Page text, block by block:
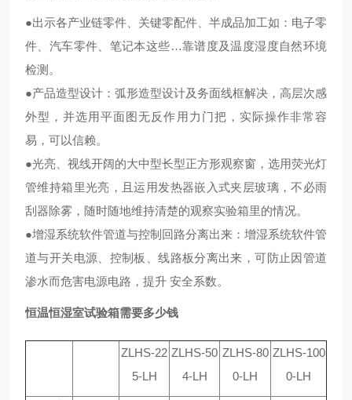
●出示各产业链零件、关键零配件、半成品加工如：电子零
件、汽车零件、笔记本这些…靠谱度及温度湿度自然环境
检测。
●产品造型设计：弧形造型设计及务面线框解决，高层次感
外型，并选用平面图无反作用力门把，实际操作非常容
易，可以信赖。
●光亮、视线开阔的大中型长型正方形观察窗，选用荧光灯
管维持箱里光亮，且运用发热器嵌入式夹层玻璃，不必雨
刮器除雾，随时随地维持清楚的观察实验箱里的情况。
●增湿系统软件管道与控制回路分离出来：增湿系统软件管
道与开关电源、控制板、线路板分离出来，可防止因管道
渗水而危害电源电路，提升 安全系数。
恒温恒湿室试验箱需要多少钱
ZLHS-22
5-LH
ZLHS-50
4-LH
ZLHS-80
0-LH
ZLHS-100
0-LH